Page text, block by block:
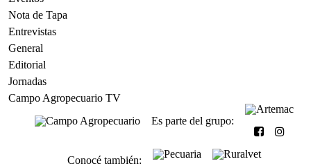
Nota de Tapa
Entrevistas
General
Editorial
Jornadas
Campo Agropecuario TV
Es parte del grupo:
Conocé también: